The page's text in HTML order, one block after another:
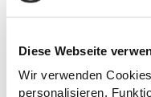
Diese Webseite
Wir verwenden
personalisieren,